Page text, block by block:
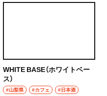
WHITE BASE（ホワイトベー
ス）
#山梨県 #カフェ
#日本酒